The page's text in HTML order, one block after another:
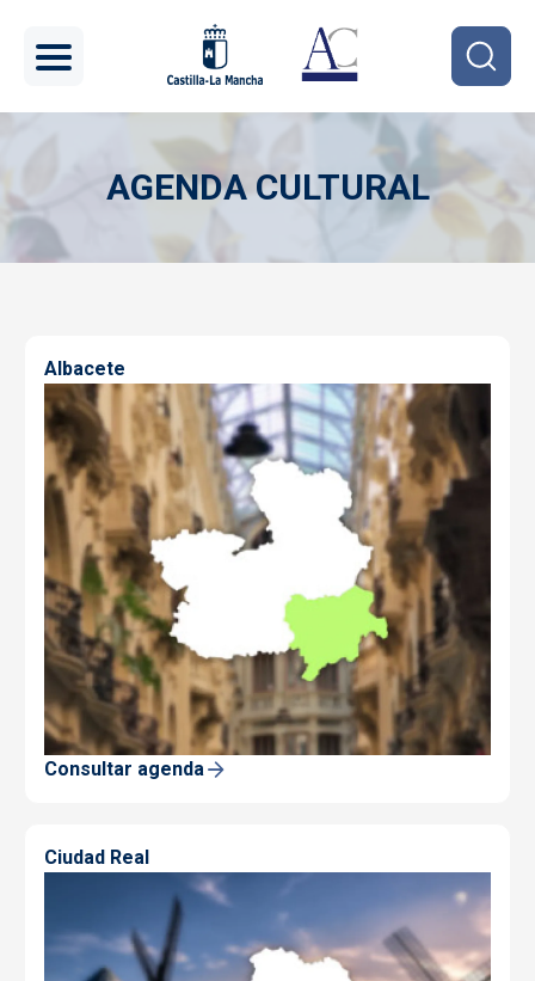
AGENDA CULTURAL
Imagen
Albacete
Consultar agenda
Ciudad Real